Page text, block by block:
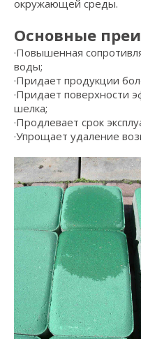
окружающей среды.
Основные
·Повышенная
воды;
·Придает продукции
·Придает поверхности
шелка;
·Продлевает срок
·Упрощает удаление